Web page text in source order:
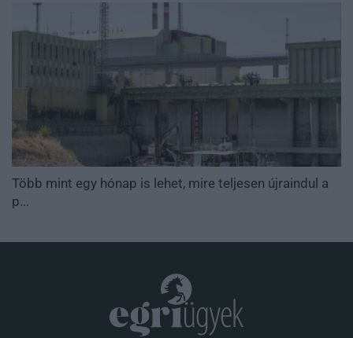
Több mint egy hónap is lehet, mire teljesen újraindul a
p...